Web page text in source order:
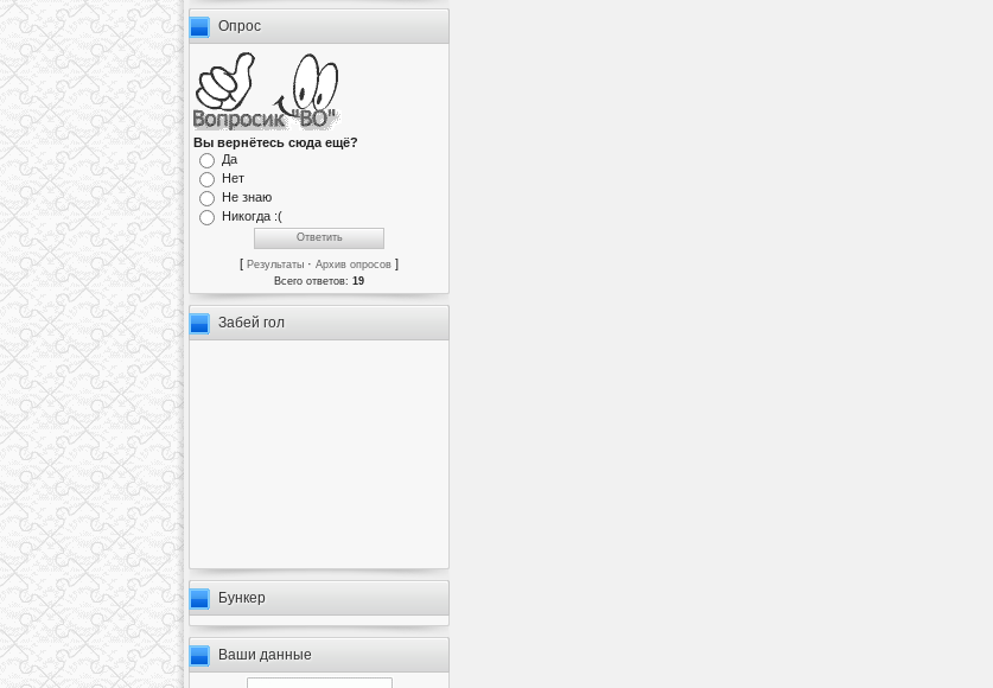
Опрос
Вы вернётесь сюда ещё?
Да
Нет
Не знаю
Никогда :(
[ Результаты · Архив опросов ]
Всего ответов: 19
Забей гол
Бункер
Ваши данные